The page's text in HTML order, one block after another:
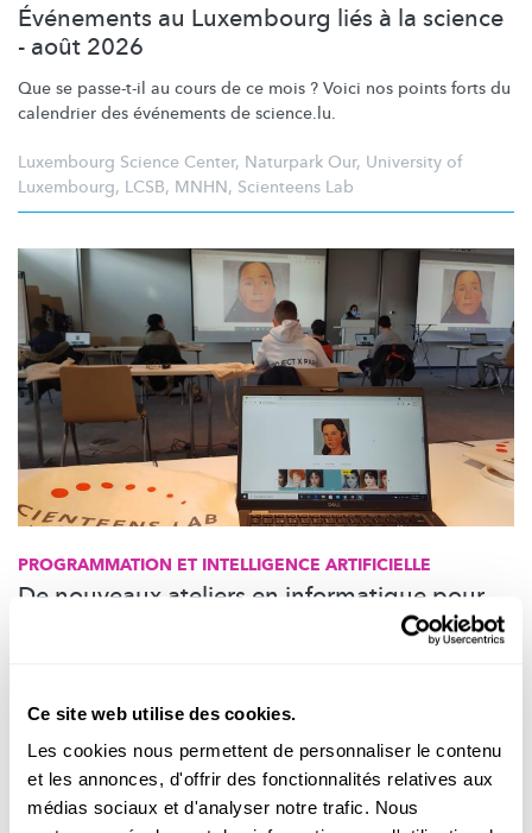
Ce site web utilise des cookies.
Les cookies nous permettent de personnaliser le contenu
et les annonces, d'offrir des fonctionnalités relatives aux
médias sociaux et d'analyser notre trafic. Nous
Événements au Luxembourg liés à la science
- août 2026
Que se passe-t-il au cours de ce mois ? Voici nos points forts du
calendrier des événements de science.lu.
Luxembourg Science Center, Naturpark Our, University of
Luxembourg, LCSB, MNHN, Scienteens Lab
PROGRAMMATION ET INTELLIGENCE ARTIFICIELLE
De nouveaux ateliers en informatique pour
Grande Région pour cette discipline.
Scienteens Lab ,University of Luxembourg,LCSB